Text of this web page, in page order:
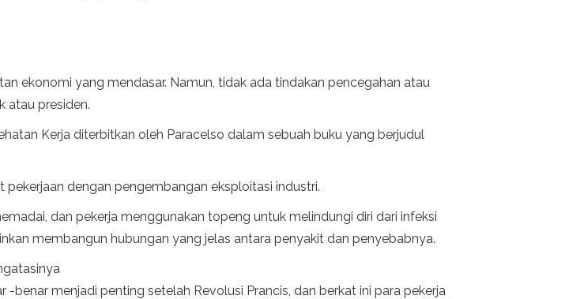
ekonomi yang mendasar. Namun, tidak ada tindakan pencegahan atau
atau presiden.
Kerja diterbitkan oleh Paracelso dalam sebuah buku yang berjudul
dengan pengembangan eksploitasi industri.
dan pekerja menggunakan topeng untuk melindungi diri dari infeksi
membangun hubungan yang jelas antara penyakit dan penyebabnya.
-benar menjadi penting setelah Revolusi Prancis, dan berkat ini para pekerja